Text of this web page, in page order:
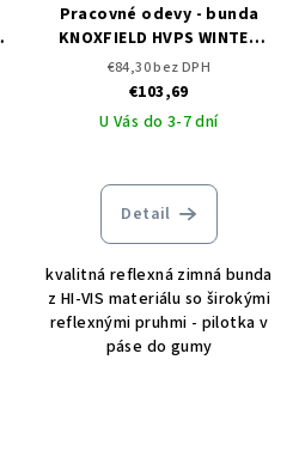
Pracovné odevy - bunda
KNOXFIELD HVPS WINTER
PILOT CERVA
€84,30 bez DPH
€103,69
U Vás do 3-7 dní
Detail
kvalitná reflexná zimná bunda
z HI-VIS materiálu so širokými
reflexnými pruhmi - pilotka v
páse do gumy